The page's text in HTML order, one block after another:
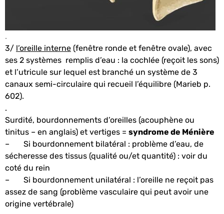
.
3/ l’oreille interne (fenêtre ronde et fenêtre ovale), avec
ses 2 systèmes remplis d’eau : la cochlée (reçoit les sons)
et l’utricule sur lequel est branché un système de 3
canaux semi-circulaire qui recueil l’équilibre (Marieb p.
602).
.
Surdité, bourdonnements d’oreilles (acouphène ou
tinitus – en anglais) et vertiges = syndrome de Ménière
– Si bourdonnement bilatéral : problème d’eau, de
sécheresse des tissus (qualité ou/et quantité) : voir du
coté du rein
– Si bourdonnement unilatéral : l’oreille ne reçoit pas
assez de sang (problème vasculaire qui peut avoir une
origine vertébrale)